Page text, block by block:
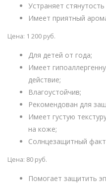
Устраняет
Имеет приятный
Цена: 1 200 руб.
Для детей от года;
Имеет
действие;
Влагоустойчив;
Рекомендован для
Имеет густую
на коже;
Солнцезащитный
Цена: 80 руб.
Помогает защитить